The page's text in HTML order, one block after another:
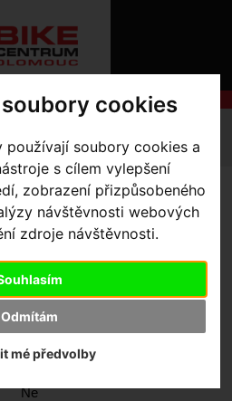
cookies
používají soubory cookies a
s cílem vylepšení
zobrazení přizpůsobeného
návštěvnosti webových
zdroje návštěvnosti.
Odmítám
mé předvolby
O
NÁKUPU
SLUŽBY
SPD pedály
200
SPD
Ne